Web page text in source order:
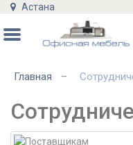
Астана
Главная –